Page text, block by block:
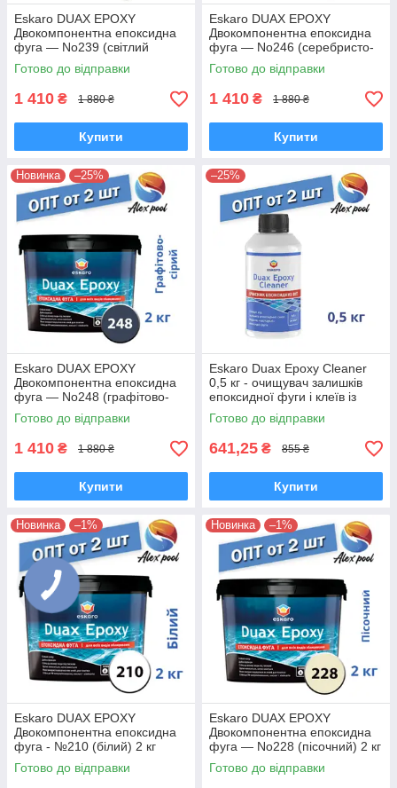
Eskaro DUAX EPOXY
Двокомпонентна епоксидна
фуга — No239 (світлий
мармур) 2 кг
Готово до відправки
1 410 ₴ 1 880 ₴
Купити
Eskaro DUAX EPOXY
Двокомпонентна епоксидна
фуга — No246 (серебристо-
сірий) 2 кг
Готово до відправки
1 410 ₴ 1 880 ₴
Купити
Новинка –25%
Eskaro DUAX EPOXY
Двокомпонентна епоксидна
фуга — No248 (графітово-
сірий) 2 кг
Готово до відправки
1 410 ₴ 1 880 ₴
Купити
–25%
Eskaro Duax Epoxy Cleaner
0,5 кг - очищувач залишків
епоксидної фуги і клеїв із
різних поверхонь
Готово до відправки
641,25 ₴ 855 ₴
Купити
Новинка –1%
Eskaro DUAX EPOXY
Двокомпонентна епоксидна
фуга - №210 (білий) 2 кг
Готово до відправки
Новинка –1%
Eskaro DUAX EPOXY
Двокомпонентна епоксидна
фуга — No228 (пісочний) 2 кг
Готово до відправки